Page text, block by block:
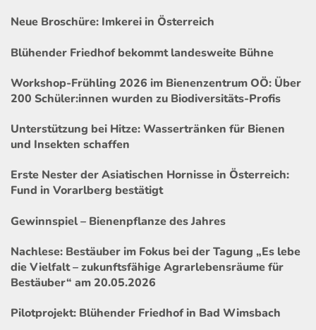
Neue Broschüre: Imkerei in Österreich
Blühender Friedhof bekommt landesweite Bühne
Workshop-Frühling 2026 im Bienenzentrum OÖ: Über
200 Schüler:innen wurden zu Biodiversitäts-Profis
Unterstützung bei Hitze: Wassertränken für Bienen
und Insekten schaffen
Erste Nester der Asiatischen Hornisse in Österreich:
Fund in Vorarlberg bestätigt
Gewinnspiel – Bienenpflanze des Jahres
Nachlese: Bestäuber im Fokus bei der Tagung „Es lebe
die Vielfalt – zukunftsfähige Agrarlebensräume für
Bestäuber“ am 20.05.2026
Pilotprojekt: Blühender Friedhof in Bad Wimsbach